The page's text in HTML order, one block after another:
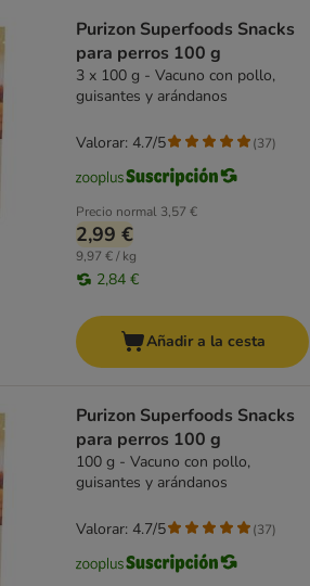
Purizon Superfoods Snacks
para perros 100 g
3 x 100 g - Vacuno con pollo,
guisantes y arándanos
Precio normal 3,57 €
2,99 €
9,97 € / kg
2,84 €
Valorar: 4.7/5 (37)
Añadir a la cesta
Purizon Superfoods Snacks
para perros 100 g
100 g - Vacuno con pollo,
guisantes y arándanos
Valorar: 4.7/5 (37)